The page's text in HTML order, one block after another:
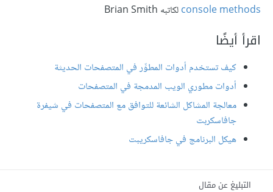
console methodsلكاتبه Brian Smith
اقرأ أيضًا
كيف تستخدم أدوات المطوِّر في المتصفحات الحديثة
أدوات مطوري الويب المدمجة في المتصفحات
معالجة المشاكل الشائعة للتوافق مع المتصفحات في شيفرة
جافاسكربت
هيكل البرنامج في جافاسكريبت
التبليغ عن مقال